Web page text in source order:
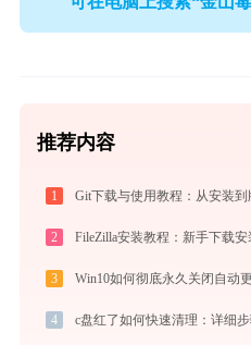
推荐内容
1 Git下载与使用教程：从安装
2 FileZilla安装教程：新手下载
3
4 c盘红了如何快速清理：详细